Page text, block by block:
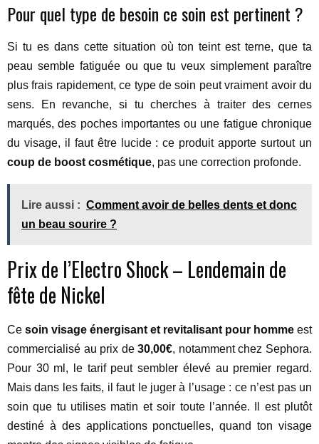
Pour quel type de besoin ce soin est pertinent ?
Si tu es dans cette situation où ton teint est terne, que ta
peau semble fatiguée ou que tu veux simplement paraître
plus frais rapidement, ce type de soin peut vraiment avoir du
sens. En revanche, si tu cherches à traiter des cernes
marqués, des poches importantes ou une fatigue chronique
du visage, il faut être lucide : ce produit apporte surtout un
coup de boost cosmétique, pas une correction profonde.
Lire aussi : Comment avoir de belles dents et donc
un beau sourire ?
Prix de l’Electro Shock – Lendemain de
fête de Nickel
Ce soin visage énergisant et revitalisant pour homme est
commercialisé au prix de30,00€, notamment chez Sephora.
Pour 30 ml, le tarif peut sembler élevé au premier regard.
Mais dans les faits, il faut le juger à l’usage : ce n’est pas un
soin que tu utilises matin et soir toute l’année. Il est plutôt
destiné à des applications ponctuelles, quand ton visage